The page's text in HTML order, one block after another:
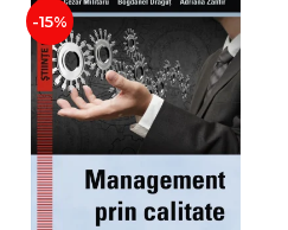
-15%